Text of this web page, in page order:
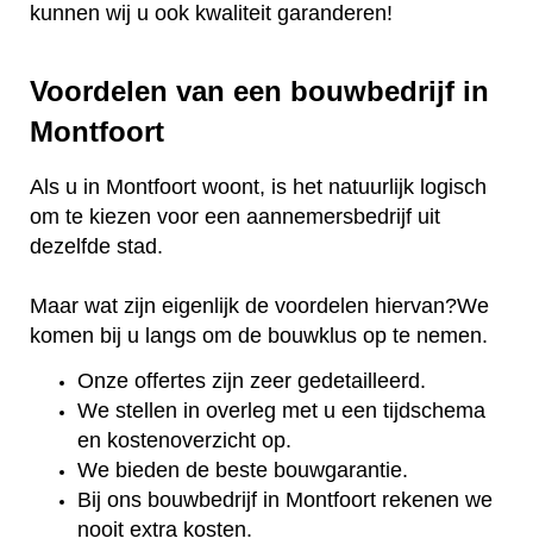
kunnen wij u ook kwaliteit garanderen!
Voordelen van een bouwbedrijf in
Montfoort
Als u in Montfoort woont, is het natuurlijk logisch
om te kiezen voor een aannemersbedrijf uit
dezelfde stad.
Maar wat zijn eigenlijk de voordelen hiervan?We
komen bij u langs om de bouwklus op te nemen.
Onze offertes zijn zeer gedetailleerd.
We stellen in overleg met u een tijdschema
en kostenoverzicht op.
We bieden de beste bouwgarantie.
Bij ons bouwbedrijf in Montfoort rekenen we
nooit extra kosten.